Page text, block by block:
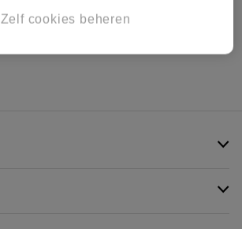
Zelf cookies beheren